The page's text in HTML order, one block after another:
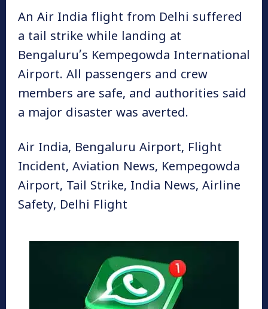
An Air India flight from Delhi suffered
a tail strike while landing at
Bengaluru’s Kempegowda International
Airport. All passengers and crew
members are safe, and authorities said
a major disaster was averted.
Air India, Bengaluru Airport, Flight
Incident, Aviation News, Kempegowda
Airport, Tail Strike, India News, Airline
Safety, Delhi Flight